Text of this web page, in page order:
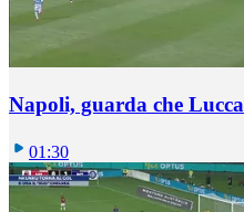
Napoli, guarda che Lucca
01:30